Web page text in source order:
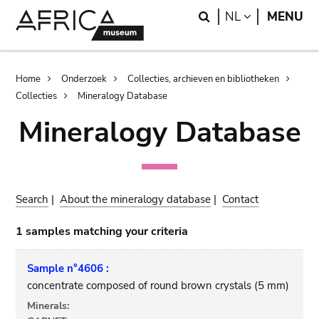
Search
NL LANGUAGE
MENU
Breadcrumb
Home Onderzoek
Collecties, archieven en bibliotheken
Collecties
Mineralogy Database
Mineralogy Database
Search |About the mineralogy database | Contact
1 samples matching your criteria
Sample n°4606 :
concentrate composed of round brown crystals (5 mm)
Minerals: